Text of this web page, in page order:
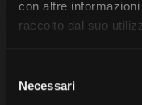
con altre
raccolto dal suo
delNecessari